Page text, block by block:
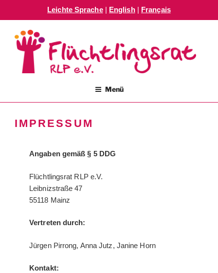
Leichte Sprache| English| Français
Inhalt
springen
FLÜCHTLINGSRAT RLP E.V.
Menü
IMPRESSUM
Angaben gemäß § 5 DDG
Flüchtlingsrat RLP e.V.
Leibnizstraße 47
55118 Mainz
Vertreten durch:
Jürgen Pirrong, Anna Jutz, Janine Horn
Kontakt: